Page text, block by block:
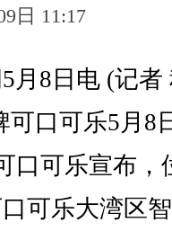
日 11:17
8日电 (记者
口可乐5月8
口可乐宣布，
可乐大湾区